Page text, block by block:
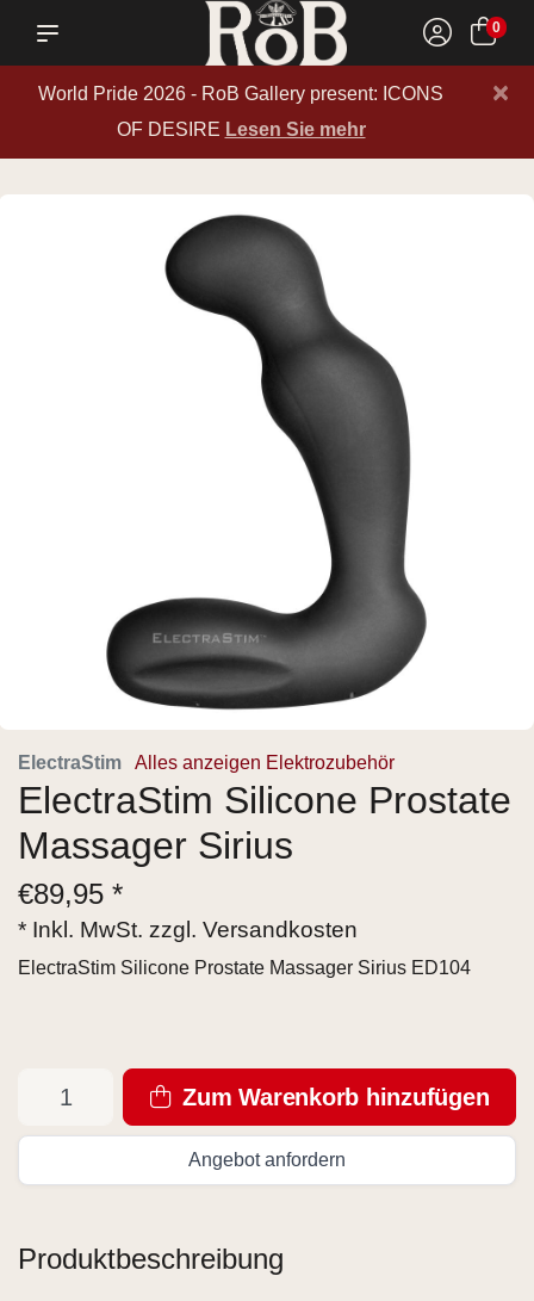
0
World Pride 2026 - RoB Gallery present: ICONS
OF DESIRE Lesen Sie mehr
×
ElectraStim Alles anzeigen Elektrozubehör
ElectraStim Silicone Prostate
Massager Sirius
€89,95 *
* Inkl. MwSt. zzgl. Versandkosten
ElectraStim Silicone Prostate Massager Sirius ED104
Zum Warenkorb hinzufügen
Angebot anfordern
Produktbeschreibung